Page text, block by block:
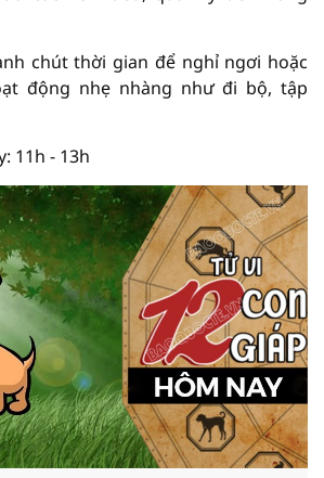
chút thời gian để nghỉ ngơi hoặc
động nhẹ nhàng như đi bộ, tập
11h - 13h